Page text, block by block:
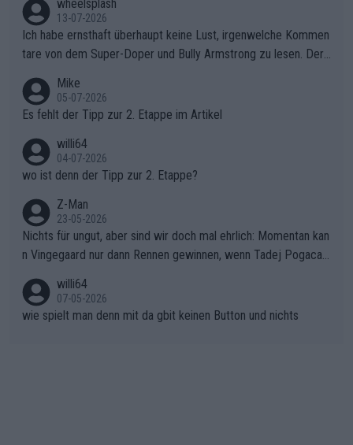
sers Einbruch: Erst als Reusser komplett einbrach, übernahm V
ollering die Initiative.Zu spätes Erwachen: Zu diesem Zeitpunkt
war das Loch zu Niewiadoma bereits zu groß, um es im Allein
en.Teurer Sekundenpoker: Die Quittung sind nun 15 Sekunden
Rückstand im Gesamtklassement – ein Polster, das Niewiado
gibt. Diese Etappe wird sicher als der psychologische Wendep
unkt dieser Tour in die Geschichte eingehen. Wenn man bei so
einem harten Aufstieg einmal den Moment verpasst und der K
onkurrentin die "zweite Luft" schenkt, ist der Schaden am Ber
g kaum noch zu reparieren.Vor uns liegt nun das große Finale R
ichtung Nizza. Niewiadoma hat psychologisch Oberwasser, ab
er SD Worx und Vollering müssen jetzt All-In gehen. (gregman
n)
wheelsplash
13-07-2026
Ich habe ernsthaft überhaupt keine Lust, irgenwelche Kommen
tare von dem Super-Doper und Bully Armstrong zu lesen. Der
r die gehört nicht in dieses Medium!
Mike
05-07-2026
Es fehlt der Tipp zur 2. Etappe im Artikel
willi64
04-07-2026
wo ist denn der Tipp zur 2. Etappe?
Z-Man
23-05-2026
Nichts für ungut, aber sind wir doch mal ehrlich: Momentan kan
n Vingegaard nur dann Rennen gewinnen, wenn Tadej Pogacar
willi64
07-05-2026
wie spielt man denn mit da gbit keinen Button und nichts